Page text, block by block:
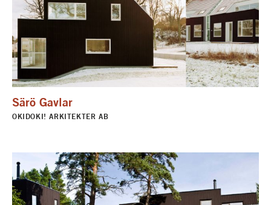
Särö Gavlar
OKIDOKI! ARKITEKTER AB